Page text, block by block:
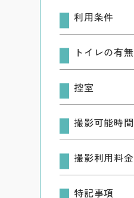
利用条件
トイレの有無
控室
撮影可能時間
撮影利用料金
特記事項